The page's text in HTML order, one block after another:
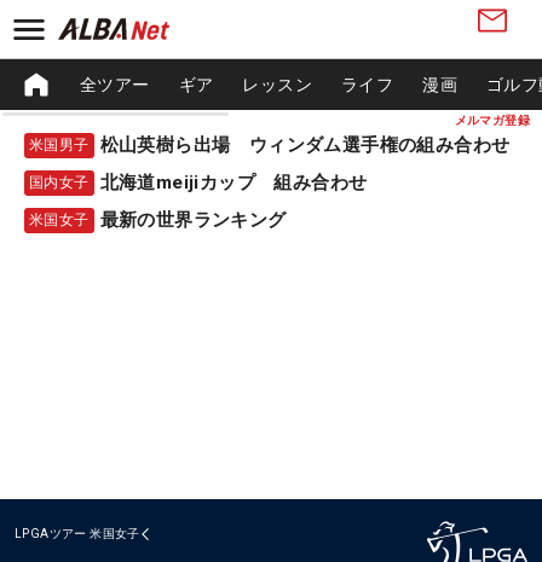
メルマガ登録
全ツアー ギア レッスン ライフ 漫画 ゴル
米国男子 松山英樹ら出場 ウィンダム選手権の組み合わせ
国内女子 北海道meijiカップ 組み合わせ
米国女子 最新の世界ランキング
LPGAツアー 米国女子